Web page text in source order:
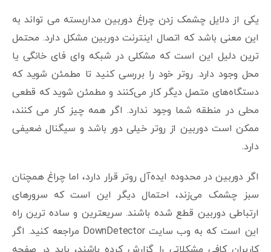
یکی از دلایل چشمک زدن چراغ دوربین مداربسته می تواند به
این معنی باشد که اتصال اینترنت دوربین مشکل دارد. محتمل
ترین دلیل این است که مشکلی در شبکه وای فای خانگی یا
محل وجود دارد. روتر خود را بررسی کنید تا مطمئن شوید که
دستگاه‌های متصل دیگر کار می‌کنند و مطمئن شوید که قطعی
محلی در منطقه شما وجود ندارد. اگر همه چیز کار می کنند،
ممکن است دوربین از روتر خیلی دور باشد و سیگنال ضعیفی
دارد.
اگر دوربین در محدوده ایده‌آل روتر قرار دارد، اما چراغ همچنان
سبز چشمک می‌زند، احتمال دیگر این است که سرورهای
ارتباطی دوربین قطع شده باشند. سریعترین و ساده ترین راه
این است که به وب سایت DownDetector مراجعه کنید. اگر